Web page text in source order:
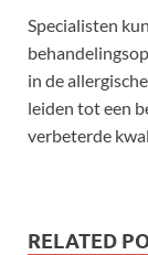
Specialisten
in de
leiden tot een
verbeterde
RELATED